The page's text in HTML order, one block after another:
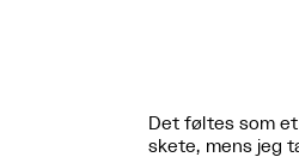
Det føltes som
skete, mens jeg